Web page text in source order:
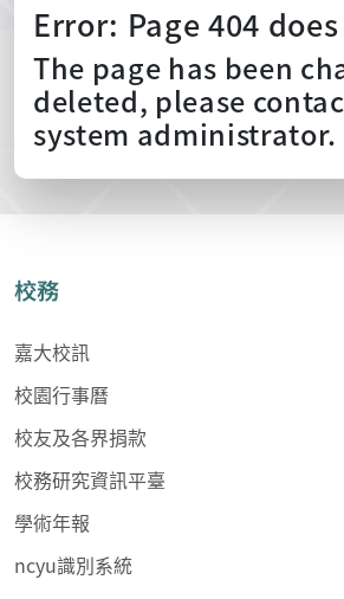
Error: Page 404
The page has been
deleted, please
system administrator.
校務
嘉大校訊
校園行事曆
校友及各界捐款
校務研究資訊平臺
學術年報
ncyu識別系統